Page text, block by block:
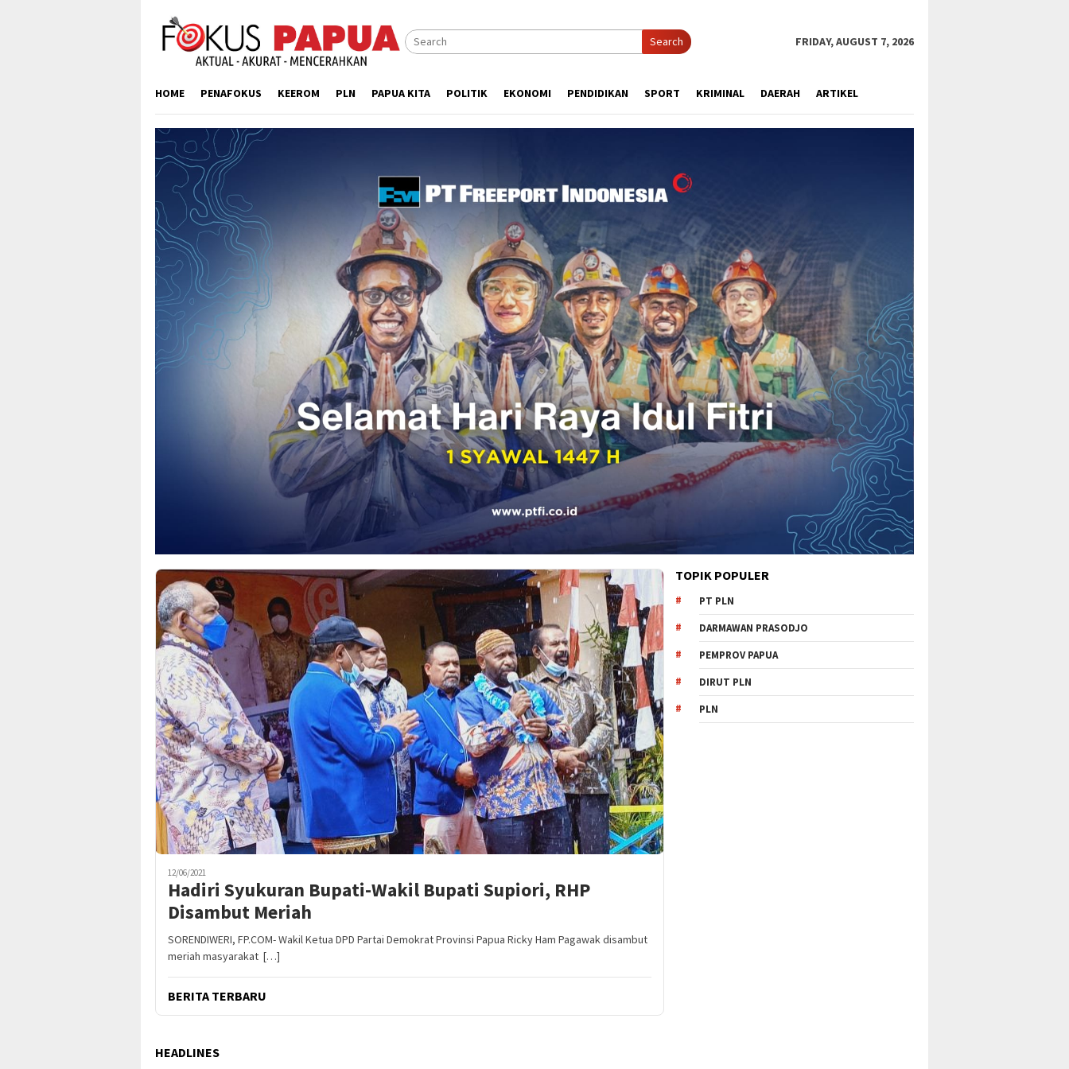
content
Search FRIDAY, AUGUST 7, 2026
HOME PENAFOKUS KEEROM PLN PAPUA KITA POLITIK EKONOMI PENDIDIKAN SPORT KRIMINAL DAERAH ARTIKEL
12/06/2021
Hadiri Syukuran Bupati-Wakil Bupati Supiori, RHP
Disambut Meriah
SORENDIWERI, FP.COM- Wakil Ketua DPD Partai Demokrat Provinsi Papua Ricky Ham Pagawak disambut
meriah masyarakat […]
BERITA TERBARU
HEADLINES
TOPIK POPULER
PT PLN
DARMAWAN PRASODJO
PEMPROV PAPUA
DIRUT PLN
PLN